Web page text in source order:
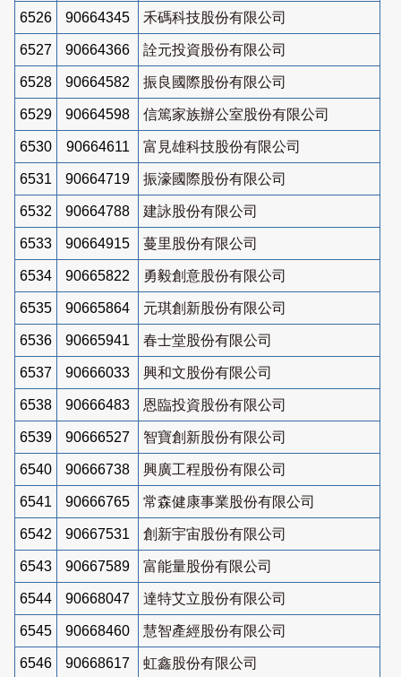
6526 90664345 禾碼科技股份有限公司
6527 90664366 詮元投資股份有限公司
6528 90664582 振良國際股份有限公司
6529 90664598 信篤家族辦公室股份有限公司
6530 90664611 富見雄科技股份有限公司
6531 90664719 振濠國際股份有限公司
6532 90664788 建詠股份有限公司
6533 90664915 蔓里股份有限公司
6534 90665822 勇毅創意股份有限公司
6535 90665864 元琪創新股份有限公司
6536 90665941 春士堂股份有限公司
6537 90666033 興和文股份有限公司
6538 90666483 恩臨投資股份有限公司
6539 90666527 智寶創新股份有限公司
6540 90666738 興廣工程股份有限公司
6541 90666765 常森健康事業股份有限公司
6542 90667531 創新宇宙股份有限公司
6543 90667589 富能量股份有限公司
6544 90668047 達特艾立股份有限公司
6545 90668460 慧智產經股份有限公司
6546 90668617 虹鑫股份有限公司